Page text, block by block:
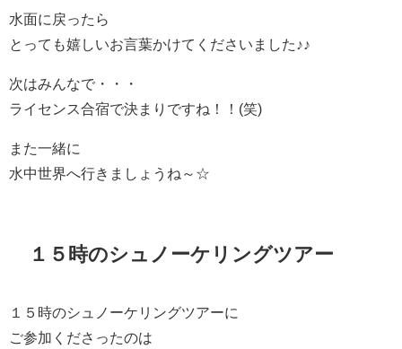
水面に戻ったら
とっても嬉しいお言葉かけてくださいました♪♪
次はみんなで・・・
ライセンス合宿で決まりですね！！(笑)
また一緒に
水中世界へ行きましょうね～☆
１５時のシュノーケリングツアー
１５時のシュノーケリングツアーに
ご参加くださったのは